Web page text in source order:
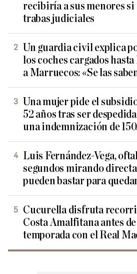
recibiría a sus menores si
trabas judiciales
Un guardia civil explica
los coches cargados
a Marruecos: «Se las
Una mujer pide el
52 años tras ser
una indemnización de
Luis Fernández-Vega,
segundos mirando
pueden bastar para
Cucurella disfruta
Costa Amalfitana antes
temporada con el Real